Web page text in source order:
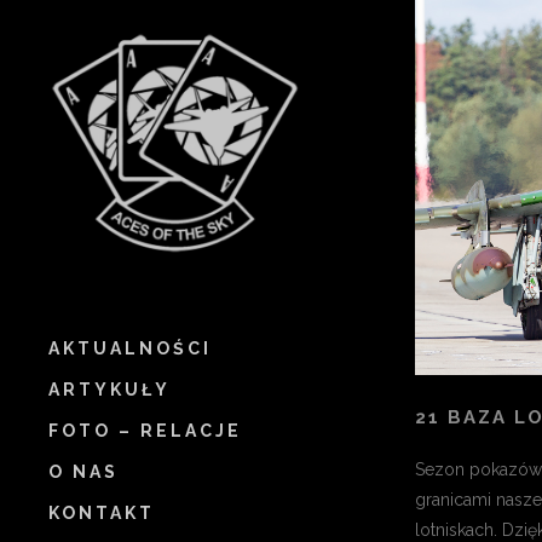
AKTUALNOŚCI
ARTYKUŁY
FOTO – RELACJE
O NAS
KONTAKT
21 BAZA
Sezon
granicami
lotniskach.